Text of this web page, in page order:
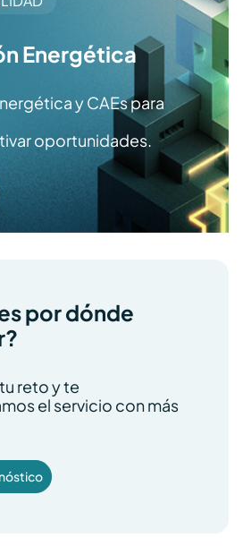
Energética
y CAEs para
oportunidades.
por dónde
reto y te
el servicio con más